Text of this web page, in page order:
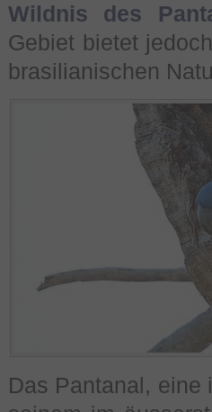
Wildnis des
Gebiet bietet
brasilianischen
Das Pantanal, eine